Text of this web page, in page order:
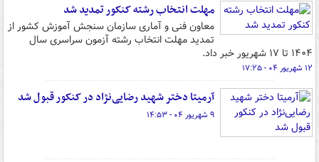
مهلت انتخاب رشته کنکور تمدید شد
معاون فنی و آماری سازمان سنجش آموزش کشور از
تمدید مهلت انتخاب رشته آزمون سراسری سال
۱۴۰۴ تا ۱۷ شهریور خبر داد.
۱۲ شهریور ۰۴ - ۱۷:۲۵
آرمیتا دختر شهید رضایی‌نژاد در کنکور قبول شد
۹ شهریور ۰۴ - ۱۴:۵۳